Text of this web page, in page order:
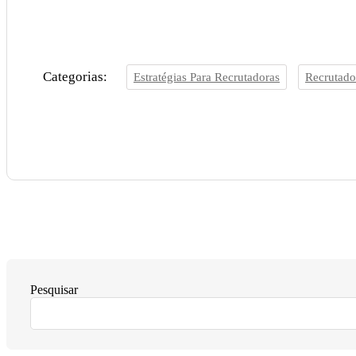
Categorias: Estratégias Para Recrutadoras
Pesquisar